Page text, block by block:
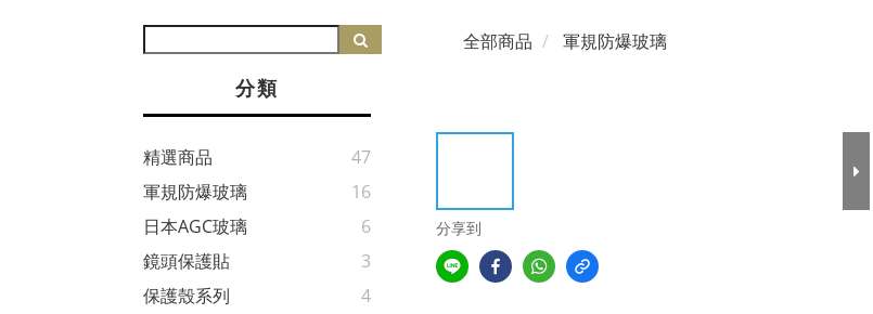
分類
精選商品
47
軍規防爆玻璃
16
日本AGC玻璃
6
鏡頭保護貼
3
保護殼系列
4
全部商品 軍規防爆玻璃
分享到